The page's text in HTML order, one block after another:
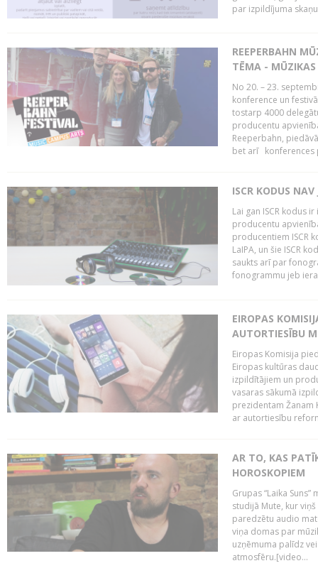
par izpildījuma
REEPERBAHN
TĒMA -
No 20. – 23.
konference un
tostarp 4000
producentu
Reeperbahn,
bet arī konferences
ISCR KODUS
Lai gan ISCR kodus
producentu
producentiem ISCR
LaIPA, un šie ISCR
saukts arī par
fonogrammu jeb
EIROPAS
AUTORTIESĪBU
Eiropas Komisija
Eiropas kultūras
izpildītājiem un
vasaras sākumā
prezidentam Žanam
ar autortiesību
AR TO, KAS
HOROSKOPIEM
Grupas “Laika
studijā Mute, kur
paredzētu audio
viņa domas par
uzņēmuma palīdz
atmosfēru.[video...